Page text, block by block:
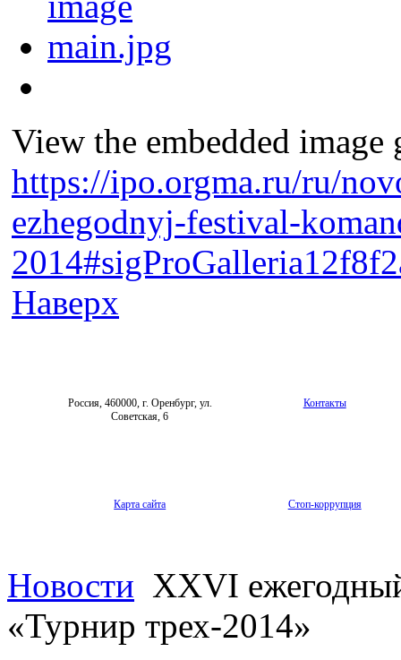
View the embedded
https://ipo.orgma.ru/ru/
ezhegodnyj-festival-
Наверх
Россия, 460000, г. Оренбург, ул.
Советская, 6
Контакты
Карта сайта Стоп-коррупция
Новости XXVI
«Турнир трех-2014»